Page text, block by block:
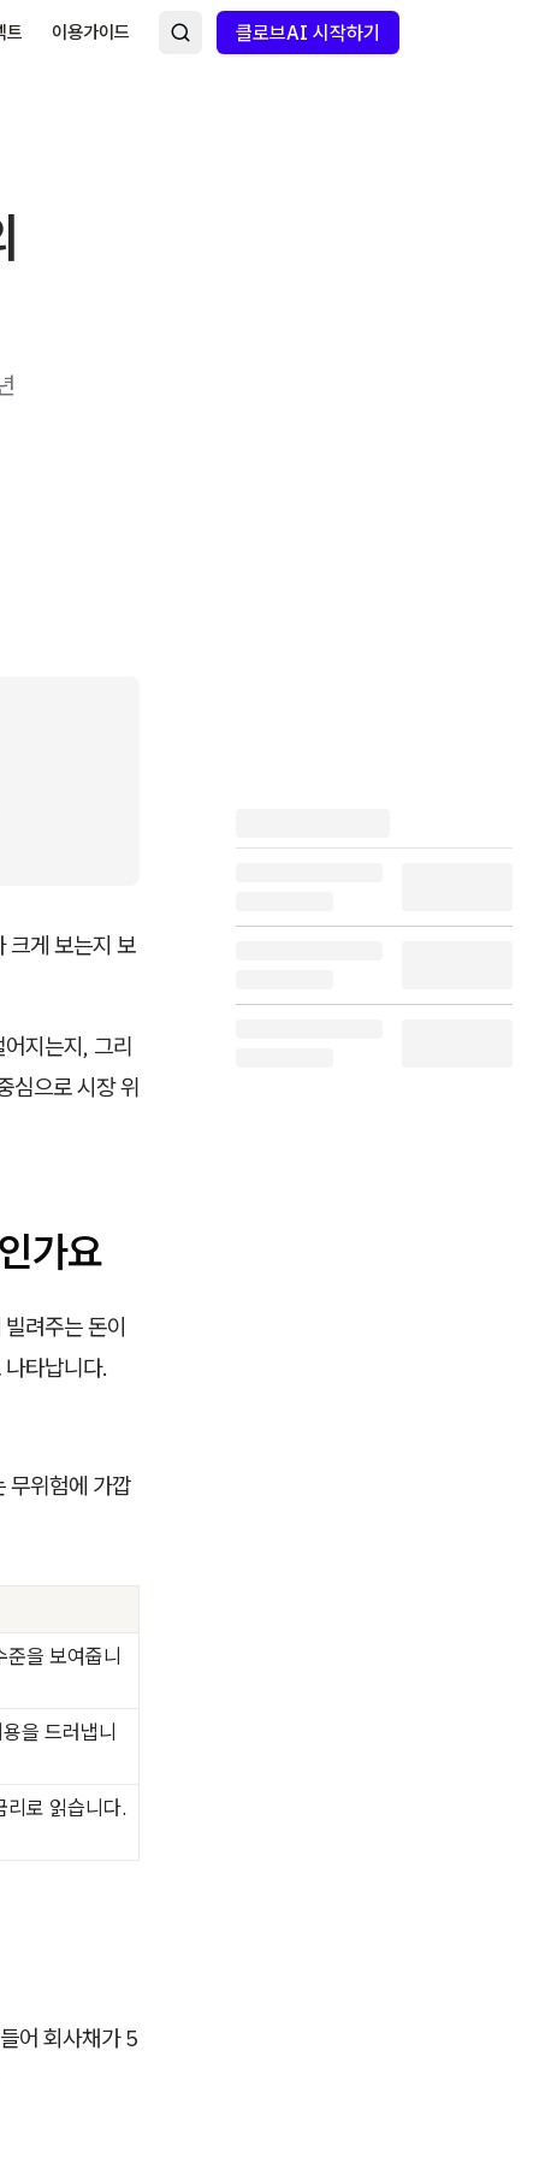
트 이용가이드 클로브AI 시작하기
크게 보는지 보
지는지, 그리
심으로 시장 위
가요
려주는 돈이
타납니다.
무위험에 가깝
준을 보여줍니
을 드러냅니
리로 읽습니다.
어 회사채가 5